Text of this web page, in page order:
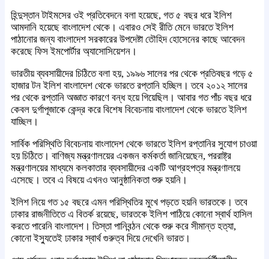
হিন্দুস্তান টাইমসের ওই প্রতিবেদনে বলা হয়েছে, গত ৫ বছর ধরে ইলিশ
আমদানি হয়েছে বাংলাদেশ থেকে। এবারও সেই রীতি মেনে ভারতে ইলিশ
পাঠানোর জন্য বাংলাদেশ সরকারের উপদেষ্টা তৌহিদ হোসেনের কাছে আবেদন
করেছে ফিস ইমপোর্টার অ্যাসোসিয়েশন।
ভারতীয় ব্যবসায়ীদের চিঠিতে বলা হয়, ১৯৯৬ সালের পর থেকে প্রতিবছর গড়ে ৫
হাজার টন ইলিশ বাংলাদেশ থেকে ভারতে রপ্তানি হচ্ছিল। তবে ২০১২ সালের
পর থেকে রপ্তানি অজ্ঞাত কারণে বন্ধ হয়ে গিয়েছিল। আবার গত পাঁচ বছর ধরে
কেবল দুর্গাপূজাকে কেন্দ্র করে বিশেষ বিবেচনায় বাংলাদেশ থেকে ভারতে ইলিশ
যাচ্ছিল।
সার্বিক পরিস্থিতি বিবেচনায় বাংলাদেশ থেকে ভারতে ইলিশ রপ্তানির সুযোগ চাওয়া
হয় চিঠিতে। বাণিজ্য মন্ত্রণালয়ের একজন কর্মকর্তা জানিয়েছেন, পররাষ্ট্র
মন্ত্রণালয়ের মাধ্যমে কলকাতার ব্যবসায়ীদের একটি আগ্রহপত্র মন্ত্রণালয়ে
এসেছে। তবে এ বিষয়ে এখনও আনুষ্ঠানিকতা শুরু হয়নি।
ইলিশ নিয়ে গত ১৫ বছরে এমন পরিস্থিতির মুখে পড়তে হয়নি ভারতকে। তবে
ঢাকার রাজনীতিতে এ বিতর্ক রয়েছে, ভারতকে ইলিশ পাঠিয়ে কোনো স্বার্থ হাসিল
করতে পারেনি বাংলাদেশ। তিস্তা পানিবন্ঠন থেকে শুরু করে সীমান্ত হত্যা,
কোনো ইস্যুতেই ঢাকার স্বার্থ গুরুত্ব দিয়ে দেখেনি ভারত।